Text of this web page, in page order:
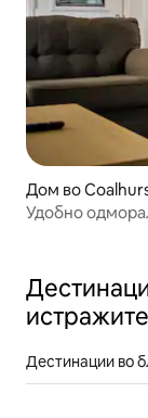
Дом во
Удобно
истражите
Дестинации во